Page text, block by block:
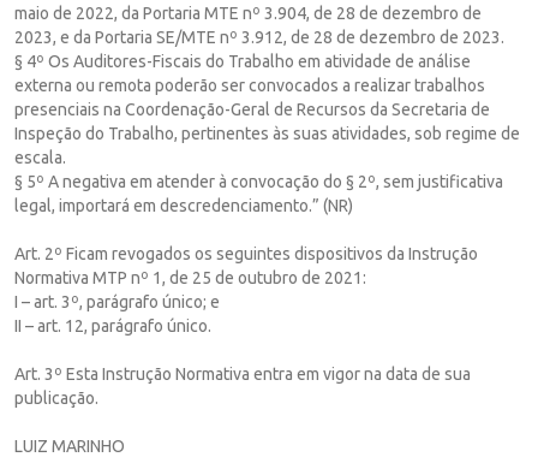
maio de 2022, da Portaria MTE nº 3.904, de 28 de dezembro de
2023, e da Portaria SE/MTE nº 3.912, de 28 de dezembro de 2023.
§ 4º Os Auditores-Fiscais do Trabalho em atividade de análise
externa ou remota poderão ser convocados a realizar trabalhos
presenciais na Coordenação-Geral de Recursos da Secretaria de
Inspeção do Trabalho, pertinentes às suas atividades, sob regime de
escala.
§ 5º A negativa em atender à convocação do § 2º, sem justificativa
legal, importará em descredenciamento.” (NR)
Art. 2º Ficam revogados os seguintes dispositivos da Instrução
Normativa MTP nº 1, de 25 de outubro de 2021:
I – art. 3º, parágrafo único; e
II – art. 12, parágrafo único.
Art. 3º Esta Instrução Normativa entra em vigor na data de sua
publicação.
LUIZ MARINHO